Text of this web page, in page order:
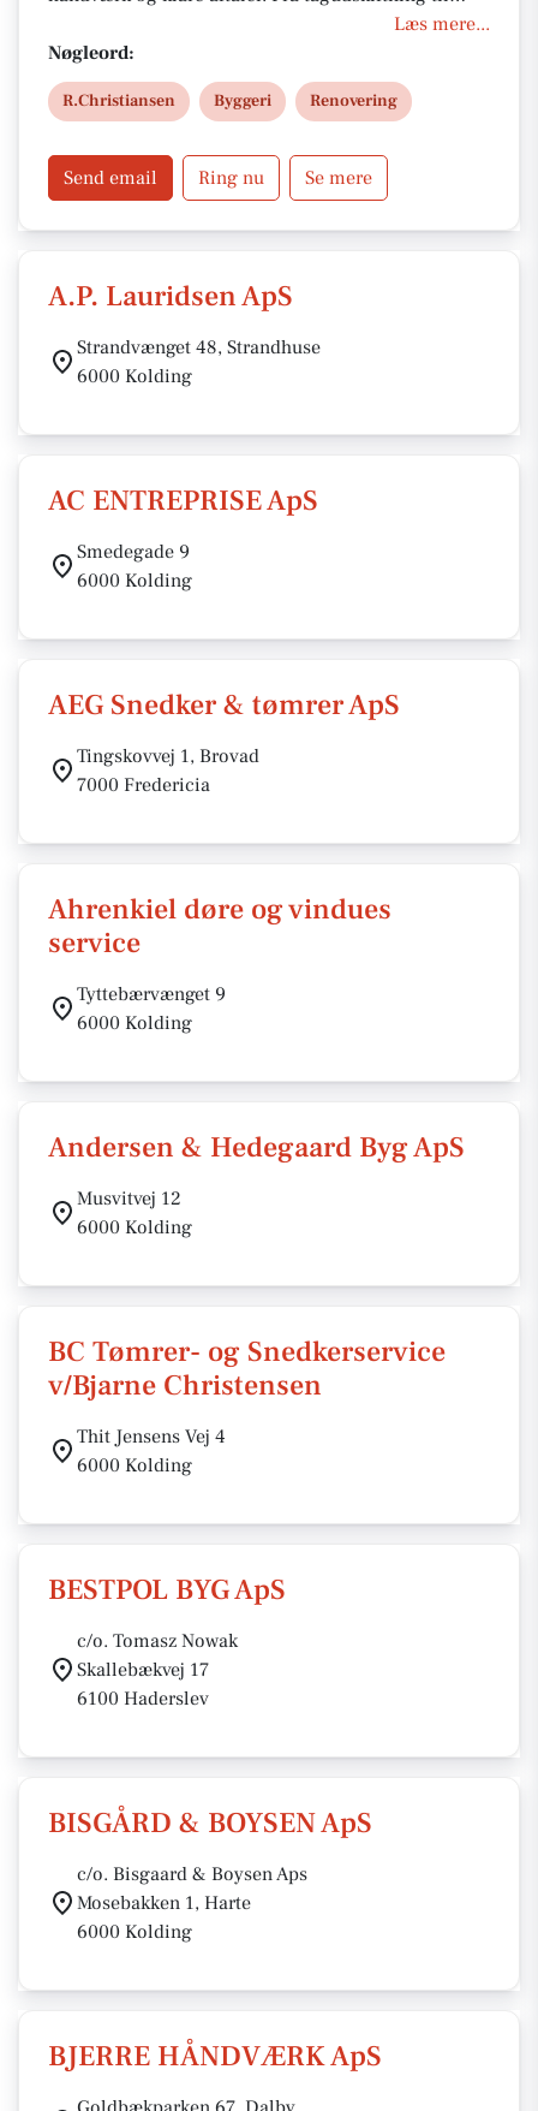
nybyggeri skabes skræddersyede løsninger, der
realiserer boligdrømme.
Læs mere...
Nøgleord:
R.Christiansen Byggeri Renovering
Send email Ring nu Se mere
A.P. Lauridsen ApS
Strandvænget 48, Strandhuse
6000 Kolding
AC ENTREPRISE ApS
Smedegade 9
6000 Kolding
AEG Snedker & tømrer ApS
Tingskovvej 1, Brovad
7000 Fredericia
Ahrenkiel døre og vindues
service
Tyttebærvænget 9
6000 Kolding
Andersen & Hedegaard Byg ApS
Musvitvej 12
6000 Kolding
BC Tømrer- og Snedkerservice
v/Bjarne Christensen
Thit Jensens Vej 4
6000 Kolding
BESTPOL BYG ApS
c/o. Tomasz Nowak
Skallebækvej 17
6100 Haderslev
BISGÅRD & BOYSEN ApS
c/o. Bisgaard & Boysen Aps
Mosebakken 1, Harte
6000 Kolding
BJERRE HÅNDVÆRK ApS